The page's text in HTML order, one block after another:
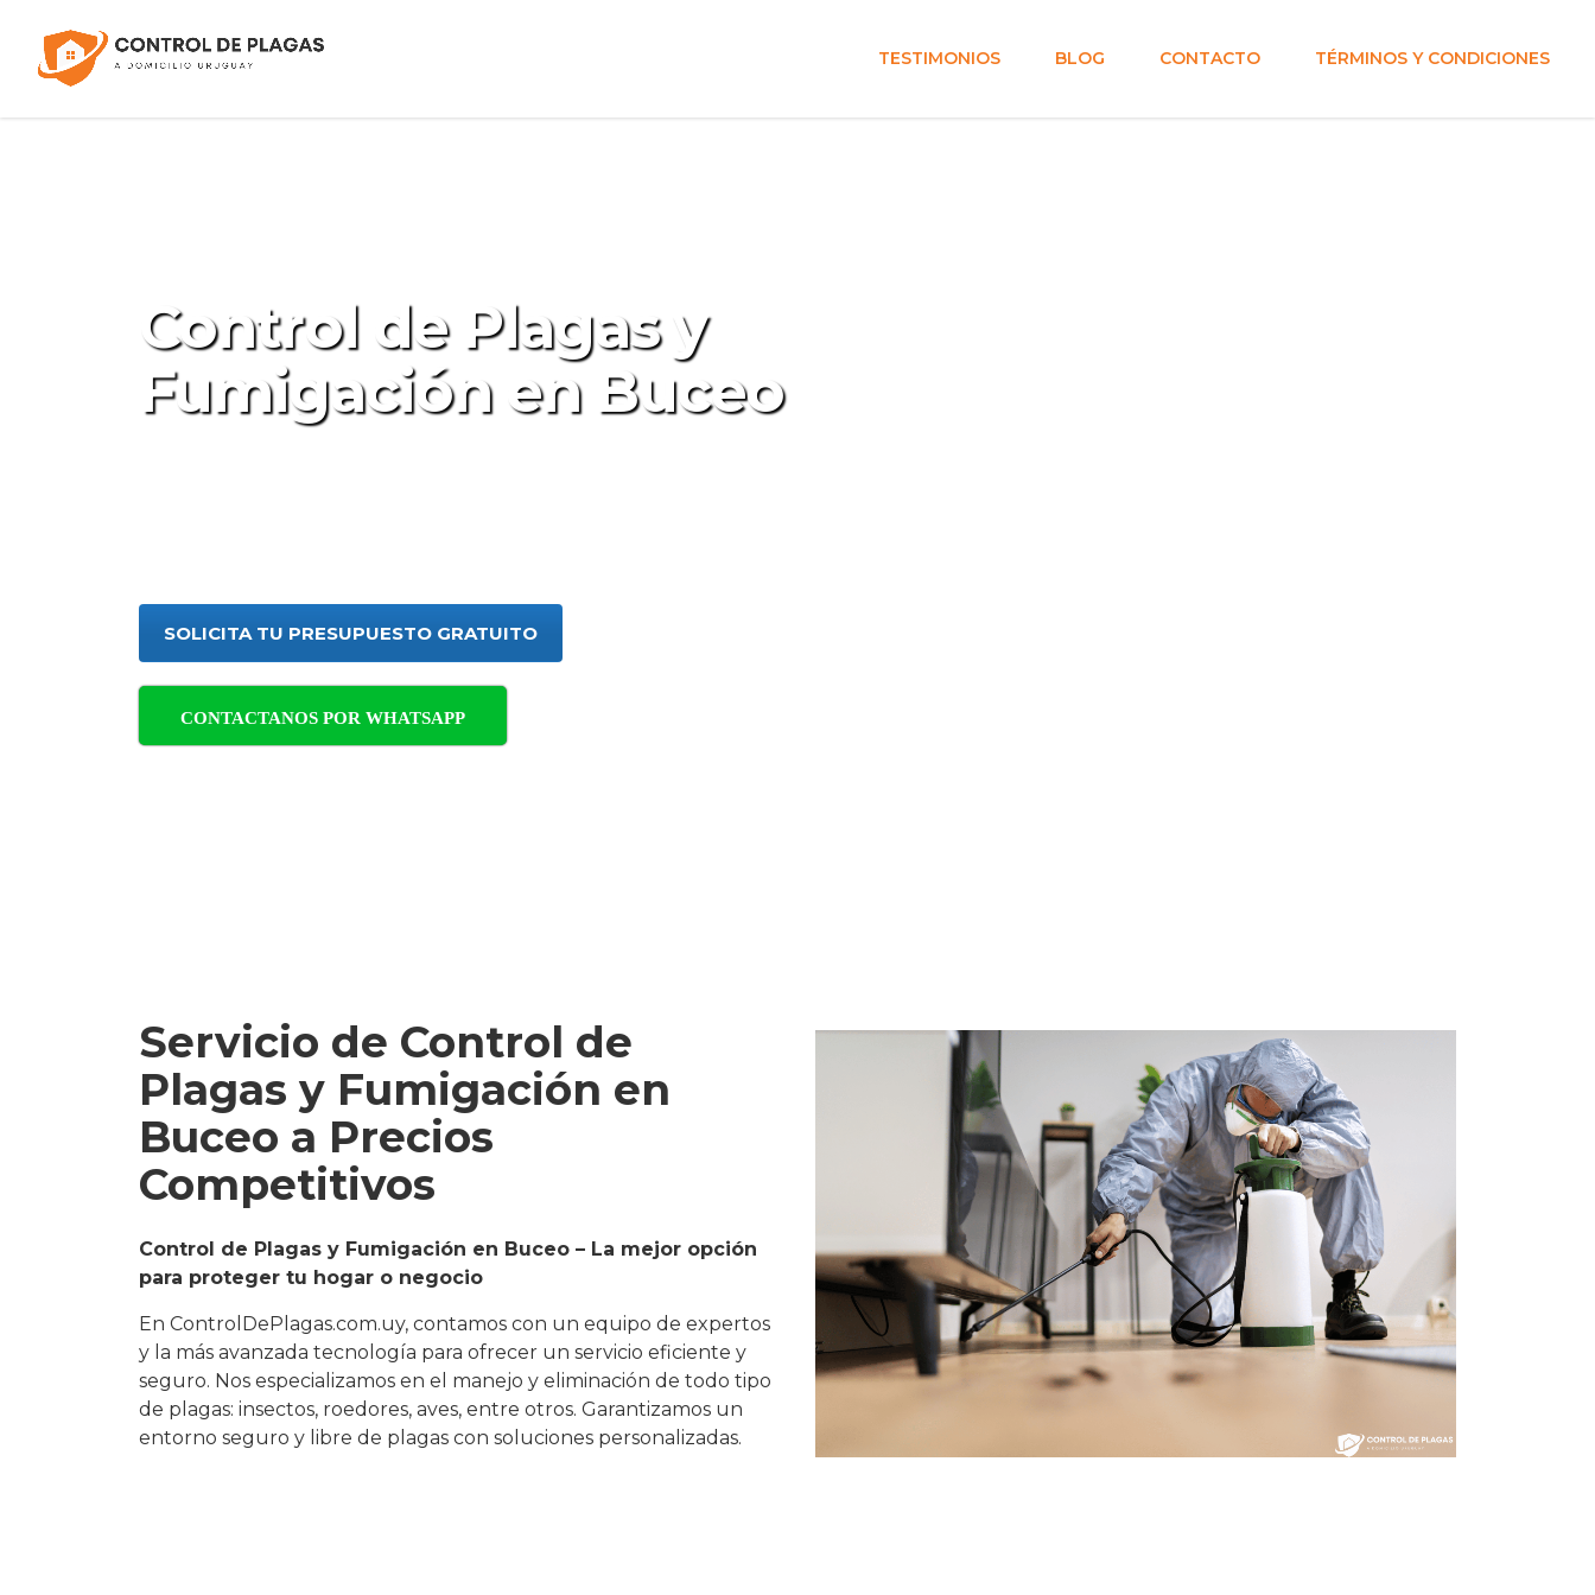
TESTIMONIOS BLOG CONTACTO TÉRMINOS Y CONDICIONES
Control de Plagas y
Fumigación en Buceo
SOLICITA TU PRESUPUESTO GRATUITO
CONTACTANOS POR WHATSAPP
Servicio de Control de
Plagas y Fumigación en
Buceo a Precios
Competitivos
Control de Plagas y Fumigación en Buceo – La mejor opción
para proteger tu hogar o negocio
En ControlDePlagas.com.uy, contamos con un equipo de expertos
y la más avanzada tecnología para ofrecer un servicio eficiente y
seguro. Nos especializamos en el manejo y eliminación de todo tipo
de plagas: insectos, roedores, aves, entre otros. Garantizamos un
entorno seguro y libre de plagas con soluciones personalizadas.